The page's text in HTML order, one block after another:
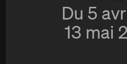
Du 5
13 mai